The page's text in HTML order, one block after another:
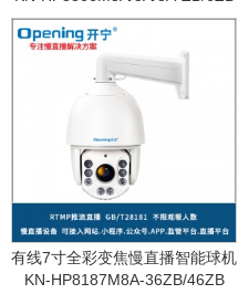
有线7寸全彩变焦慢直播智能球机
KN-HP8187M8A-36ZB/46ZB